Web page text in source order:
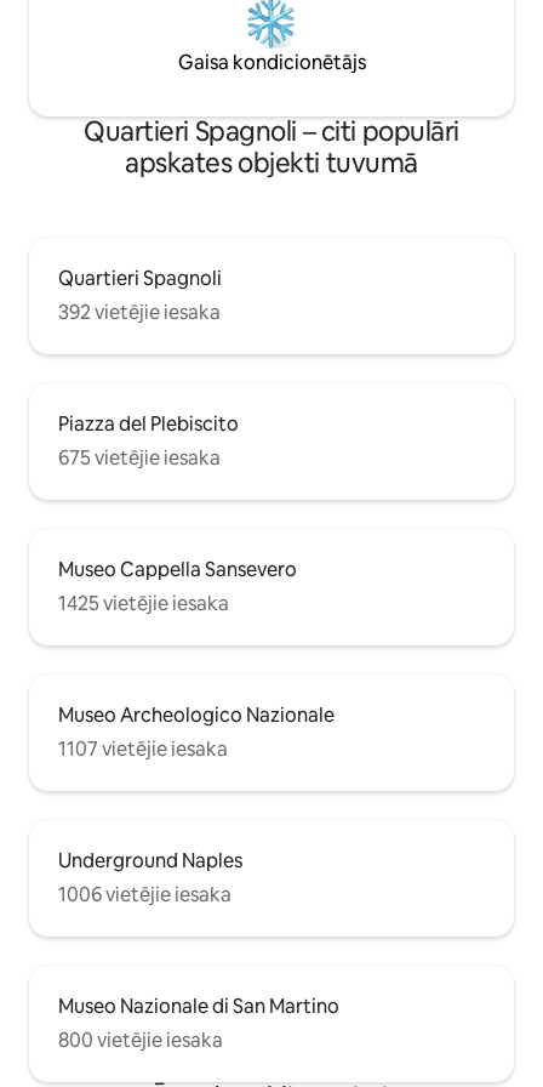
Gaisa kondicionētājs
Quartieri Spagnoli – citi populāri
apskates objekti tuvumā
Quartieri Spagnoli
392 vietējie iesaka
Piazza del Plebiscito
675 vietējie iesaka
Museo Cappella Sansevero
1425 vietējie iesaka
Museo Archeologico Nazionale
1107 vietējie iesaka
Underground Naples
1006 vietējie iesaka
Museo Nazionale di San Martino
800 vietējie iesaka